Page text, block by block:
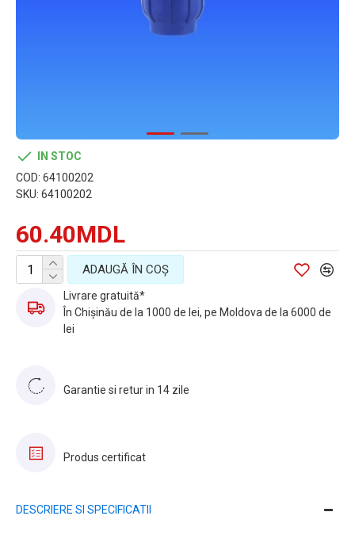
60.40MDL
IN STOC
COD: 64100202
SKU: 64100202
ADAUGĂ ÎN COŞ
Livrare gratuită*
În Chișinău de la 1000 de lei, pe Moldova de la 6000 de
lei
Garantie si retur in 14 zile
Produs certificat
DESCRIERE SI SPECIFICATII